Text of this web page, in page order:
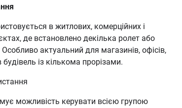
в житлових, комерційних і
де встановлено декілька ролет або
актуальний для магазинів, офісів,
будівель із кількома прорізами.
можливість керувати всією групою